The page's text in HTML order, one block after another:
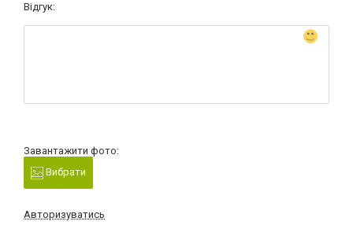
Відгук:
Завантажити фото:
Вибрати
Авторизуватись